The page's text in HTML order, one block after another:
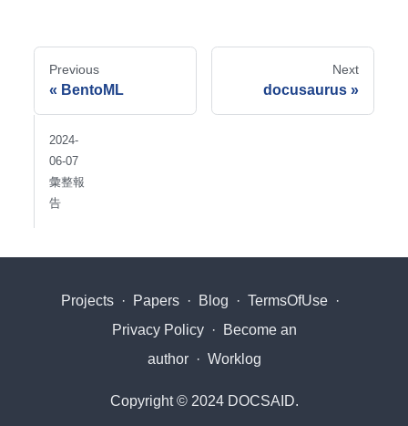
Previous
BentoML
Next
docusaurus
2024-
06-07
彙整報
告
Projects · Papers · Blog · TermsOfUse ·
Privacy Policy
·
Become an
author
· Worklog
Copyright © 2024 DOCSAID.